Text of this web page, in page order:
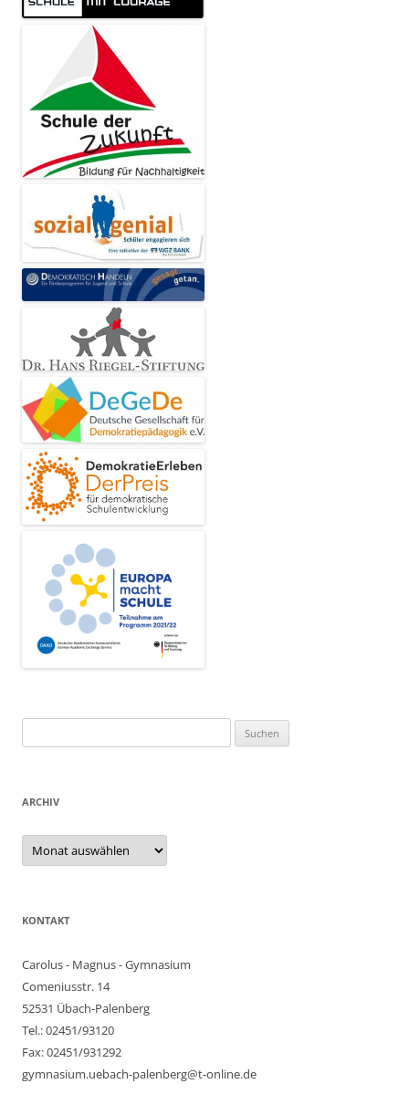
nach:
ARCHIV
Archiv
KONTAKT
Carolus - Magnus - Gymnasium
Comeniusstr. 14
52531 Übach-Palenberg
Tel.: 02451/93120
Fax: 02451/931292
gymnasium.uebach-palenberg@t-online.de